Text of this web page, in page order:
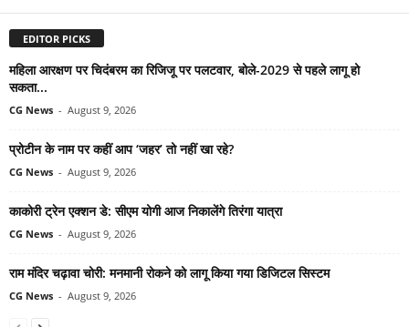
EDITOR PICKS
महिला आरक्षण पर चिदंबरम का रिजिजू पर पलटवार, बोले-2029 से पहले लागू हो
सकता...
CG News - August 9, 2026
प्रोटीन के नाम पर कहीं आप ‘जहर’ तो नहीं खा रहे?
CG News - August 9, 2026
काकोरी ट्रेन एक्शन डे: सीएम योगी आज निकालेंगे तिरंगा यात्रा
CG News - August 9, 2026
राम मंदिर चढ़ावा चोरी: मनमानी रोकने को लागू किया गया डिजिटल सिस्टम
CG News - August 9, 2026